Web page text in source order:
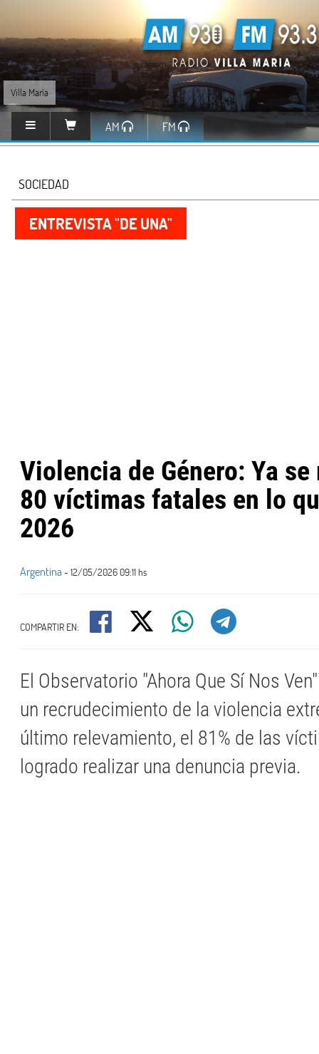
Villa María
AM FM
SOCIEDAD
ENTREVISTA "DE UNA"
Violencia de Género: Ya
80 víctimas fatales en lo
2026
Argentina - 12/05/2026 09:11 hs
COMPARTIR EN:
El Observatorio "Ahora Que Sí Nos
un recrudecimiento de la violencia
último relevamiento, el 81% de las
logrado realizar una denuncia previa.